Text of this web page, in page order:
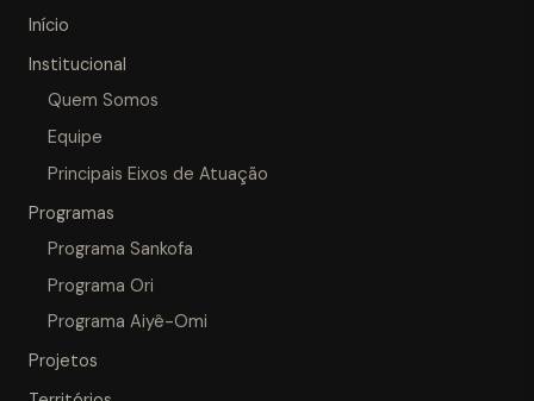
Início
Institucional
Quem Somos
Equipe
Principais Eixos de Atuação
Programas
Programa Sankofa
Programa Ori
Programa Aiyê-Omi
Projetos